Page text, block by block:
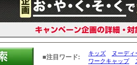
■注目ワード: キッズ ヌーディ
ワークキャップ